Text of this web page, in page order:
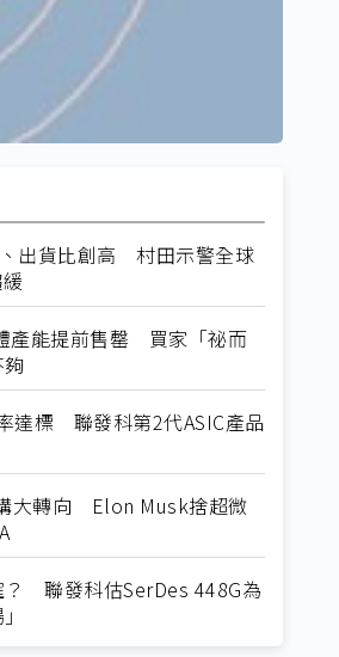
出貨比創高 村田示警全球
產能提前售罄 買家「祕而
達標 聯發科第2代ASIC產品
大轉向 Elon Musk捨超微
？ 聯發科估SerDes 448G為